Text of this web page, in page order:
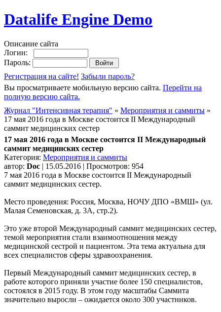
Datalife Engine Demo
Описание сайта
Логин:
Пароль:
Регистрация на сайте! Забыли пароль?
Вы просматриваете мобильную версию сайта. Перейти на
полную версию сайта.
Журнал "Интенсивная терапия" » Мероприятия и саммиты »
17 мая 2016 года в Москве состоится II Международный
саммит медицинских сестер
17 мая 2016 года в Москве состоится II Международный
саммит медицинских сестер
Категория: Мероприятия и саммиты
автор: Doc | 15.05.2016 | Просмотров: 954
7 мая 2016 года в Москве состоится II Международный
саммит медицинских сестер.
Место проведения: Россия, Москва, НОЧУ ДПО «ВМШ» (ул.
Малая Семеновская, д. 3А, стр.2).
Это уже второй Международный саммит медицинских сестер,
темой мероприятия стали взаимоотношения между
медицинской сестрой и пациентом. Эта тема актуальна для
всех специалистов сферы здравоохранения.
Первый Международный саммит медицинских сестер, в
работе которого приняли участие более 150 специалистов,
состоялся в 2015 году. В этом году масштабы Саммита
значительно выросли – ожидается около 300 участников.